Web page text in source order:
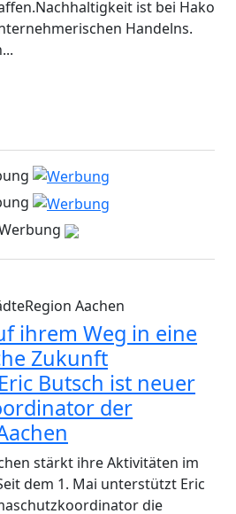
ist bei Hako
Handelns.
Aachen
ihrem Weg in eine
Zukunft
Butsch ist neuer
der
stärkt ihre Aktivitäten im
dem 1. Mai unterstützt Eric
die